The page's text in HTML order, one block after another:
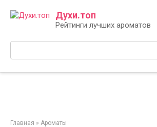
Духи.топ
Рейтинги лучших ароматов
Поиск:
Главная » Ароматы